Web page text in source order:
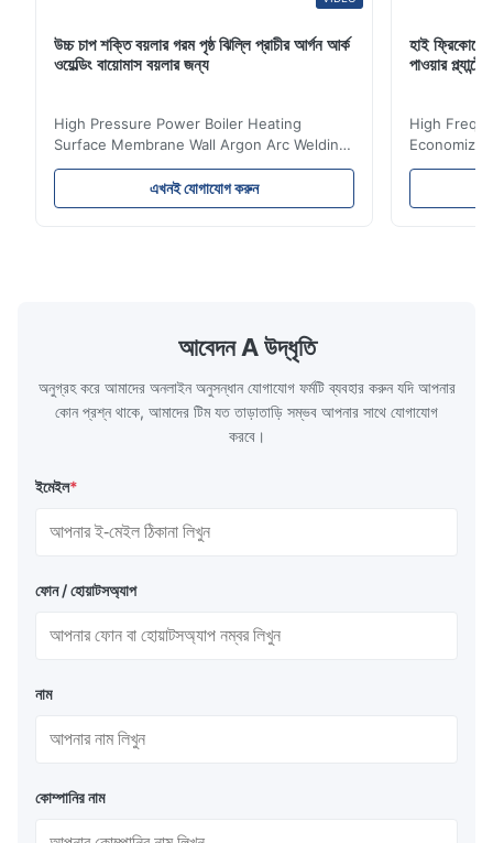
উচ্চ চাপ শক্তি বয়লার গরম পৃষ্ঠ ঝিল্লি প্রাচীর আর্গন আর্ক
ওয়েল্ডিং বায়োমাস বয়লার জন্য
High Pressure Power Boiler Heating
Surface Membrane Wall Argon Arc Welding
For Biomass Boiler Product Introduction
Water wall panels with pins usually laid
vertically on the inner wall of the furnace
the basic component of boiler water
circulation loop.Because of both cooling
এখনই যোগাযোগ করুন
হাই
পাওয়ার
High
Product
industrial
আবেদন A উদ্ধৃতি
অনুগ্রহ করে আমাদের অনলাইন অনুসন্ধান যোগাযোগ ফর্মটি ব্যবহার করুন যদি আপনার
কোন প্রশ্ন থাকে, আমাদের টিম যত তাড়াতাড়ি সম্ভব আপনার সাথে যোগাযোগ
করবে।
ইমেইল*
ফোন / হোয়াটসঅ্যাপ
নাম
কোম্পানির নাম